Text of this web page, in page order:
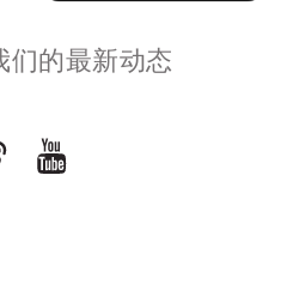
们的最新动态